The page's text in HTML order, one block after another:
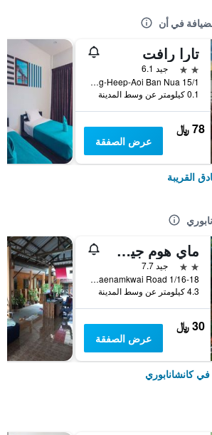
في أن
تارا رافت
2 نجمتين
جيد 6.1
15/1 Soi Rong-Heep-Aoi Ban Nua, كانشانابوري, تايلاند
0.1 كيلومتر عن وسط المدينة
78 ﷼
عرض الصفقة
القريبة
ماي هوم جيست هاوس
2 نجمتين
جيد 7.7
1/16-18 Maenamkwai Road, كانشانابوري, تايلاند
4.3 كيلومتر عن وسط المدينة
30 ﷼
عرض الصفقة
كانشانابوري